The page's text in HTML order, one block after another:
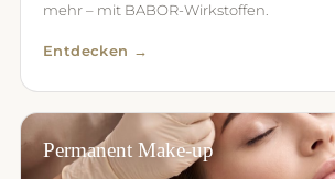
mehr – mit BABOR-Wirkstoffen.
Entdecken →
Permanent Make-up